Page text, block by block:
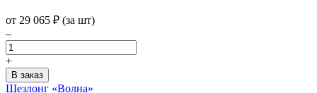
от 29 065 ₽ (за шт)
–
+
Шезлонг «Волна»